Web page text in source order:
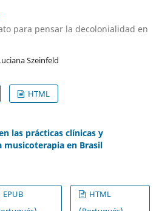
para pensar la decolonialidad en
Szeinfeld
HTML
las prácticas clínicas y
en Brasil
EPUB
HTML